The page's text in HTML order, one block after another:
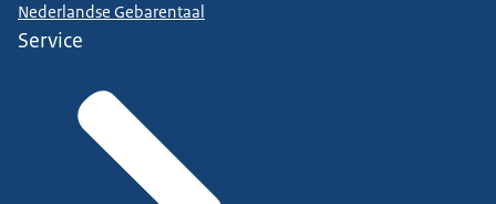
Nederlandse Gebarentaal
Service